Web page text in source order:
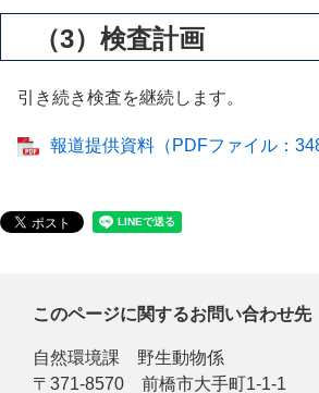
（3）検査計画
引き続き検査を継続します。
報道提供資料（PDFファイル：
このページに関するお問い合わせ先
自然環境課
野生動物係
〒371-8570
前橋市大手町1-1-1